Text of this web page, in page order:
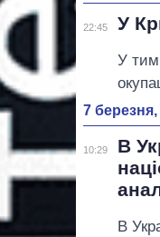
22:45 У
У
7 березня,
10:29
В
В